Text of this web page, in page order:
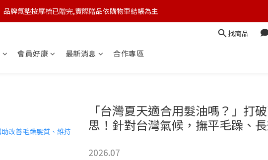
🆕 新會員註冊開卡送9折券 💰
品牌氣墊按摩梳已贈完,實際贈品依購物車結帳為主
找商品
會員好康 最新消息 合作專區
「台灣夏天適合用髮油嗎？」打
思！針對台灣氣候，撫平毛躁、
2026.07